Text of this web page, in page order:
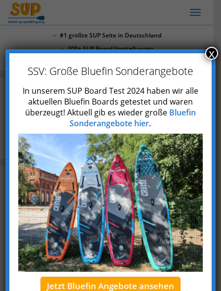
Skip
content
#1 größte SUP Seite in Deutschland
300+ SUP Board Vorstellungen
Canua App Review
Blog
Canua App Review: die beste Art Recherche zu
betreiben?
Zuletzt aktualisiert am 27. Mai 2023
Möchtest du deine nächste Wassersport-Tour
unkompliziert und effizient planen?
Ob Stand Up Paddler oder Kanufahrer, mit der
canua App bist du auf dem aktuellen Stand.
In diesem Artikel erfährst du alles über die
SSV: Große Bluefin Sonderangebote
In unserem SUP Board Test 2024 haben wir alle
aktuellen Bluefin Boards getestet und waren
überzeugt! Aktuell gib es wieder große Bluefin
Sonderangebote hier.
Jetzt Bluefin Angebote ansehen
x